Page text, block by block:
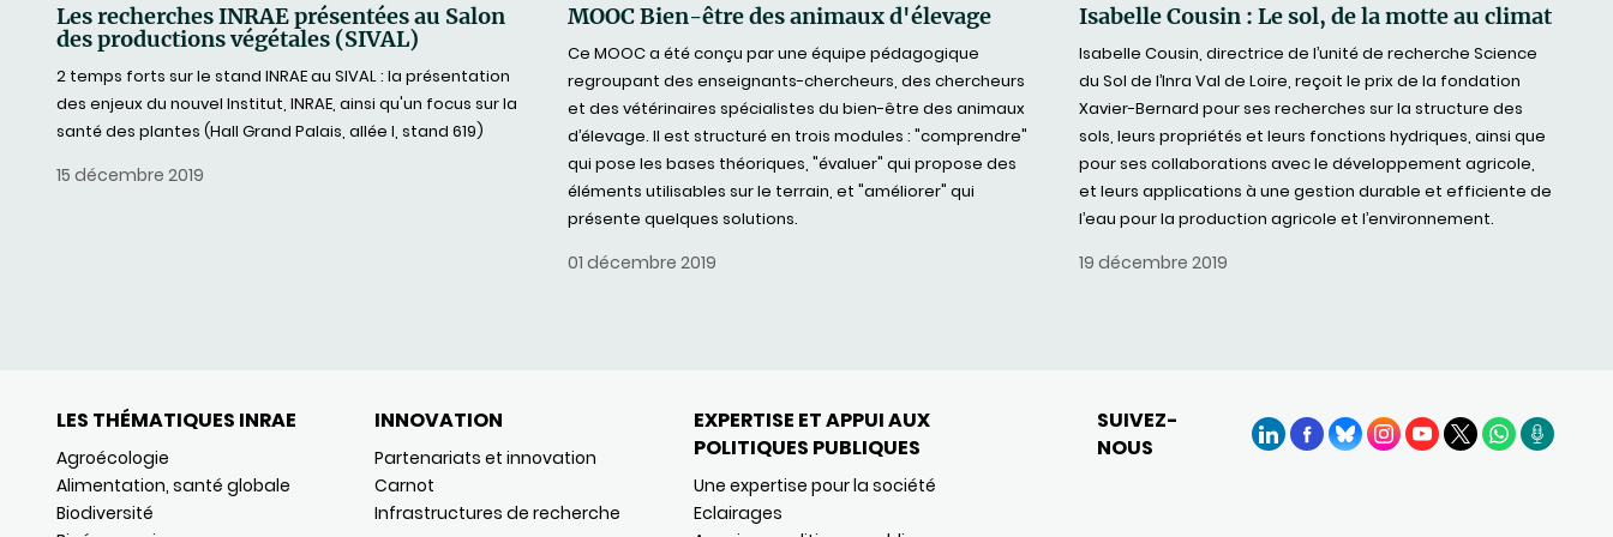
Les recherches INRAE présentées au Salon
des productions végétales (SIVAL)
2 temps forts sur le stand INRAE au SIVAL : la présentation
des enjeux du nouvel Institut, INRAE, ainsi qu'un focus sur la
santé des plantes (Hall Grand Palais, allée I, stand 619)
15 décembre 2019
MOOC Bien-être des animaux d'élevage
Ce MOOC a été conçu par une équipe pédagogique
regroupant des enseignants-chercheurs, des chercheurs
et des vétérinaires spécialistes du bien-être des animaux
d’élevage. Il est structuré en trois modules : "comprendre"
qui pose les bases théoriques, "évaluer" qui propose des
éléments utilisables sur le terrain, et "améliorer" qui
présente quelques solutions.
01 décembre 2019
Isabelle Cousin : Le sol, de la motte au climat
Isabelle Cousin, directrice de l’unité de recherche Science
du Sol de l’Inra Val de Loire, reçoit le prix de la fondation
Xavier-Bernard pour ses recherches sur la structure des
sols, leurs propriétés et leurs fonctions hydriques, ainsi que
pour ses collaborations avec le développement agricole,
et leurs applications à une gestion durable et efficiente de
l’eau pour la production agricole et l’environnement.
19 décembre 2019
LES THÉMATIQUES INRAE
Agroécologie
Alimentation, santé globale
Biodiversité
INNOVATION
Partenariats et innovation
Carnot
Infrastructures de recherche
EXPERTISE ET APPUI AUX
POLITIQUES PUBLIQUES
Une expertise pour la société
Eclairages
SUIVEZ-
NOUS
LinkedInFacebook
BlueSkyInstagram
YouTube
X WhatsApp
Podcasts